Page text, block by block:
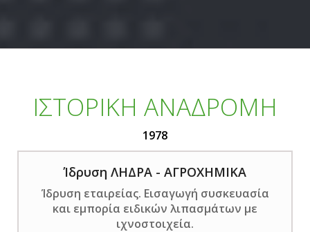
ΙΣΤΟΡΙΚΗ ΑΝΑΔΡΟΜΗ
1978
Ίδρυση ΛΗΔΡΑ - ΑΓΡΟΧΗΜΙΚΑ
Ίδρυση εταιρείας. Εισαγωγή συσκευασία
και εμπορία ειδικών λιπασμάτων με
ιχνοστοιχεία.